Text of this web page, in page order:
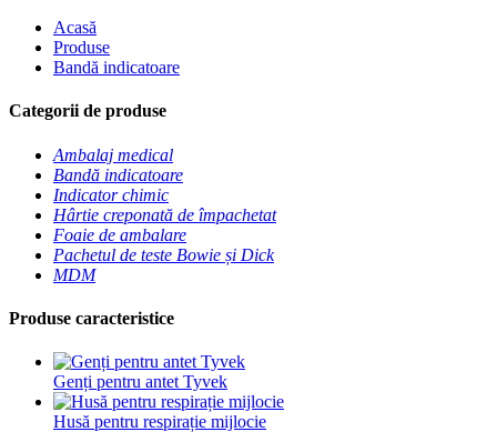
Acasă
Produse
Bandă indicatoare
Categorii de produse
Ambalaj medical
Bandă indicatoare
Indicator chimic
Hârtie creponată de împachetat
Foaie de ambalare
Pachetul de teste Bowie și Dick
MDM
Produse caracteristice
Genți pentru antet Tyvek
Husă pentru respirație mijlocie